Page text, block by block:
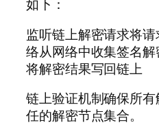
如下：
监听链上解密请求将请
络从网络中收集签名
将解密结果写回链上
链上验证机制确保所
任的解密节点集合。